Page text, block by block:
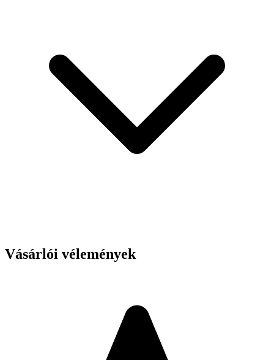
Vásárlói vélemények